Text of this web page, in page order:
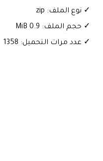
✓ نوع الملف: zip
✓ حجم الملف: 0.9 MiB
✓ عدد مرات التحميل: 1358